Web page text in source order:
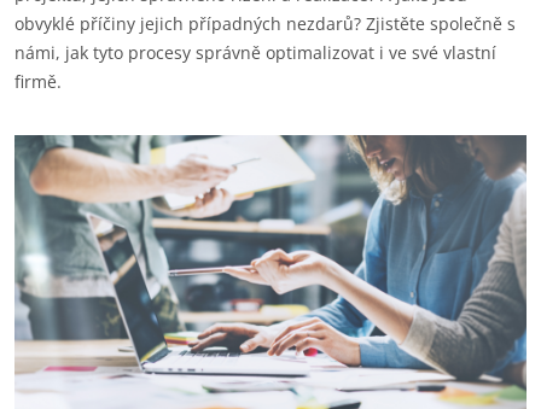
obvyklé příčiny jejich případných nezdarů? Zjistěte společně s
námi, jak tyto procesy správně optimalizovat i ve své vlastní
firmě.